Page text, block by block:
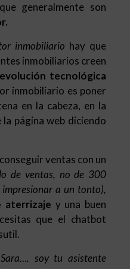
generalmente son
inmobiliario hay que
inmobiliarios creen
tecnológica
inmobiliario es poner
en la cabeza, en la
página web diciendo
ventas con un
de ventas, no de 300
a un tonto),
aterrizaje y una buen
que el chatbot
soy tu asistente